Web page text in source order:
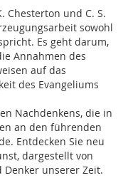
Chesterton und C. S.
sowohl
Es geht darum,
Annahmen des
auf das
des Evangeliums
Nachdenkens, die in
an den führenden
Entdecken Sie neu
dargestellt von
unserer Zeit.